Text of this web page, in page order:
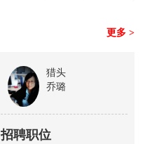
更多 >
猎头
乔璐
招聘职位